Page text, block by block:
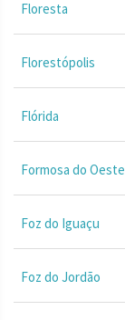
Floresta
Florestópolis
Flórida
Formosa do Oeste
Foz do Iguaçu
Foz do Jordão